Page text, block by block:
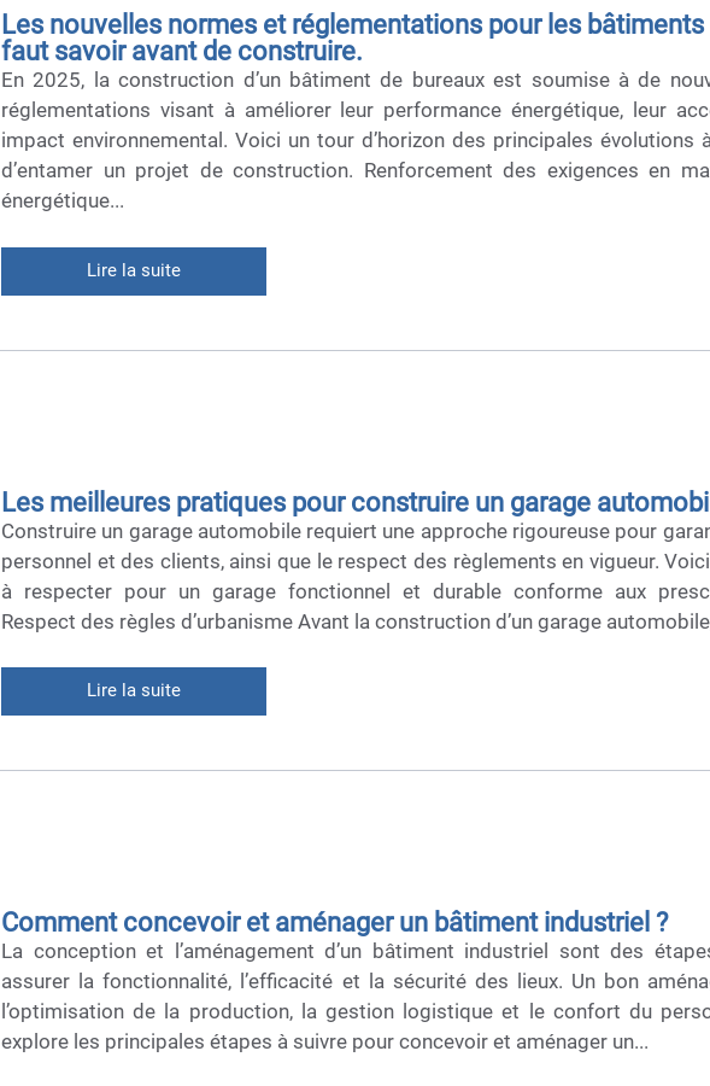
Les nouvelles normes et réglementations pour les bâtiments
faut savoir avant de construire.
En 2025, la construction d’un bâtiment de bureaux est soumise à de
réglementations visant à améliorer leur performance énergétique, leur
impact environnemental. Voici un tour d’horizon des principales évolutions
d’entamer un projet de construction. Renforcement des exigences en
énergétique...
Lire la suite
Les meilleures pratiques pour construire un garage
Construire un garage automobile requiert une approche rigoureuse pour
personnel et des clients, ainsi que le respect des règlements en vigueur.
à respecter pour un garage fonctionnel et durable conforme aux
Respect des règles d’urbanisme Avant la construction d’un garage
Lire la suite
Comment concevoir et aménager un bâtiment industriel ?
La conception et l’aménagement d’un bâtiment industriel sont des
assurer la fonctionnalité, l’efficacité et la sécurité des lieux. Un bon
l’optimisation de la production, la gestion logistique et le confort du
explore les principales étapes à suivre pour concevoir et aménager un...